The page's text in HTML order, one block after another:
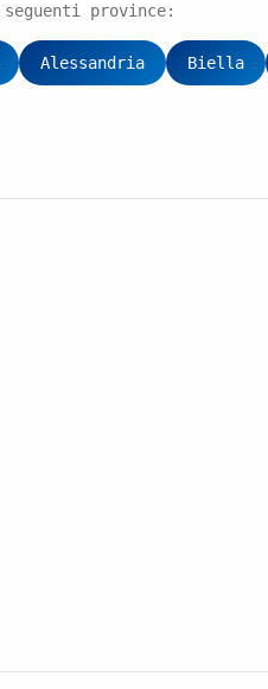
seguenti province:
Alessandria Biella